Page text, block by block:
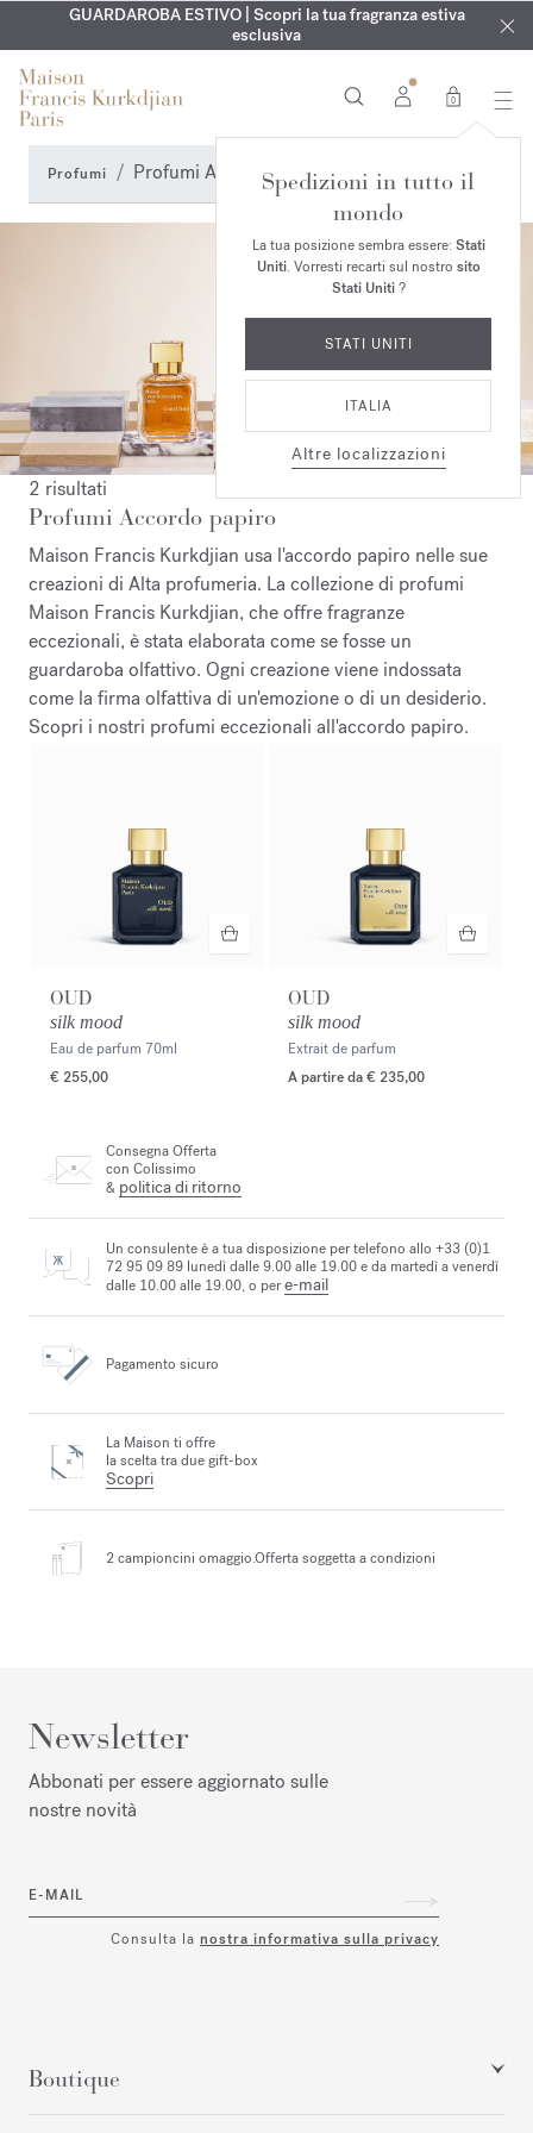
ESCLUSIVO | Scopri la nuova fragranza OUDvelvet moodnel
tuo ordine*
INCISIONE GRATUITA | Su tutte le fragranze e gli oli per il
corpo fino al 9 agosto
GUARDAROBA ESTIVO | Scopri la tua fragranza estiva
esclusiva
0
Spedizioni in tutto il
mondo
La tua posizione sembra essere: Stati
Uniti. Vorresti recarti sul nostro sito
Stati Uniti?
STATI UNITI
ITALIA
Altre localizzazioni
Profumi Profumi Accordo papiro
2 risultati
Profumi Accordo papiro
Maison Francis Kurkdjian usa l'accordo papiro nelle sue
creazioni di Alta profumeria. La collezione di profumi
Maison Francis Kurkdjian, che offre fragranze
eccezionali, è stata elaborata come se fosse un
guardaroba olfattivo. Ogni creazione viene indossata
come la firma olfattiva di un'emozione o di un desiderio.
Scopri i nostri profumi eccezionali all'accordo papiro.
OUD
silk mood
Eau de parfum 70ml
€ 255,00
OUD
silk mood
Extrait de parfum
A partire da€ 235,00
Consegna Offerta
con Colissimo
& politica di ritorno
Un consulente è a tua disposizione per telefono allo +33 (0)1
72 95 09 89 lunedì dalle 9.00 alle 19.00 e da martedì a venerdì
dalle 10.00 alle 19.00, o pere-mail
Pagamento sicuro
La Maison ti offre
la scelta tra due gift-box
Scopri
2 campioncini omaggio.Offerta soggetta a condizioni
Newsletter
Abbonati per essere aggiornato sulle
nostre novità
E-MAIL
Consulta la nostra informativa sulla privacy
Boutique